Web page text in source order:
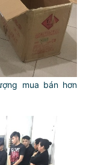
mua bán hơn